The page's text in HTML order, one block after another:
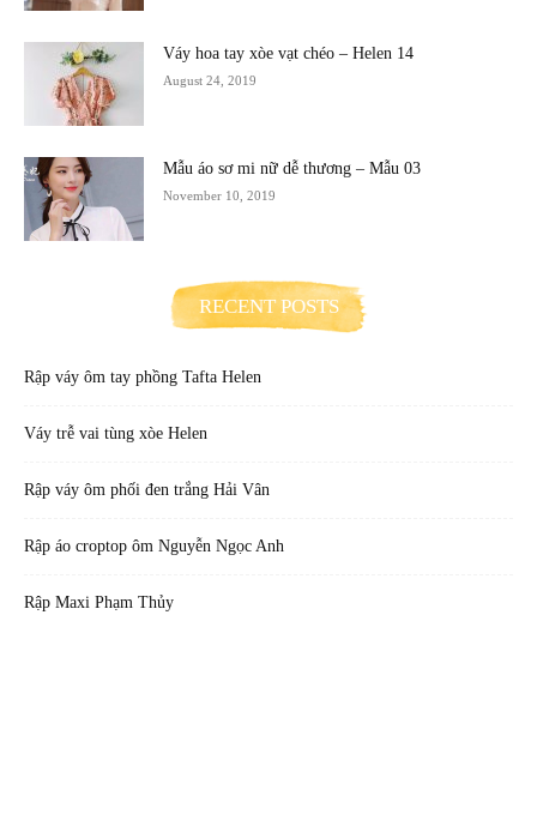
Váy hoa tay xòe vạt chéo – Helen 14
August 24, 2019
Mẫu áo sơ mi nữ dễ thương – Mẫu 03
November 10, 2019
RECENT POSTS
Rập váy ôm tay phồng Tafta Helen
Váy trễ vai tùng xòe Helen
Rập váy ôm phối đen trắng Hải Vân
Rập áo croptop ôm Nguyễn Ngọc Anh
Rập Maxi Phạm Thủy